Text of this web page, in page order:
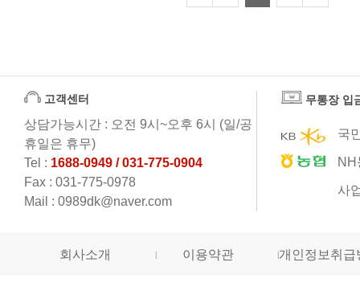
고객센터
상담가능시간 : 오전 9시~오후 6시 (일/공
휴일은 휴무)
Tel : 1688-0949 / 031-775-0904
Fax : 031-775-0978
Mail : 0989dk@naver.com
무통장 입
국
사
회사소개 이용약관 개인정보취급